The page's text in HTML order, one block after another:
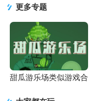
v1.2.4 最新
更多专题
甜瓜游乐场类似游戏合